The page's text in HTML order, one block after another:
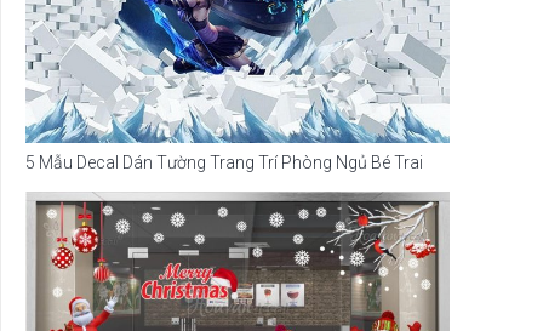
5 Mẫu Decal Dán Tường Trang Trí Phòng Ngủ Bé Trai